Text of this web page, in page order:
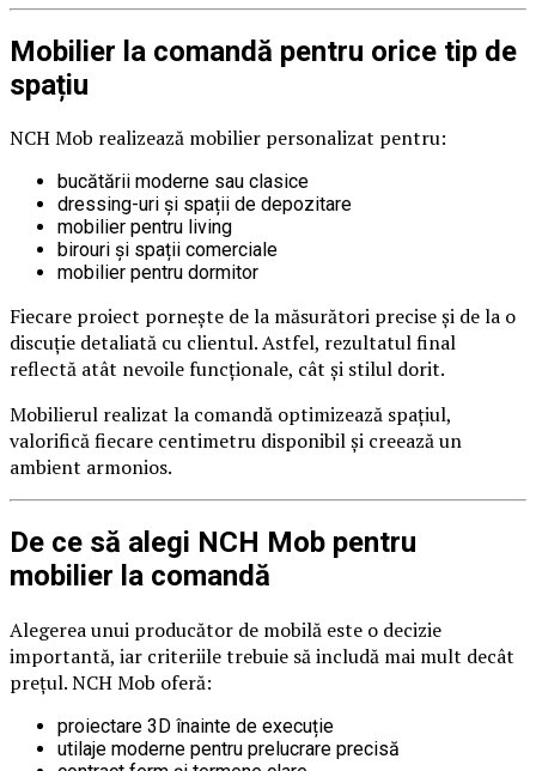
Mobilier la comandă pentru orice tip de
spațiu
NCH Mob realizează mobilier personalizat pentru:
bucătării moderne sau clasice
dressing-uri și spații de depozitare
mobilier pentru living
birouri și spații comerciale
mobilier pentru dormitor
Fiecare proiect pornește de la măsurători precise și de la o
discuție detaliată cu clientul. Astfel, rezultatul final
reflectă atât nevoile funcționale, cât și stilul dorit.
Mobilierul realizat la comandă optimizează spațiul,
valorifică fiecare centimetru disponibil și creează un
ambient armonios.
De ce să alegi NCH Mob pentru
mobilier la comandă
Alegerea unui producător de mobilă este o decizie
importantă, iar criteriile trebuie să includă mai mult decât
prețul. NCH Mob oferă:
proiectare 3D înainte de execuție
utilaje moderne pentru prelucrare precisă